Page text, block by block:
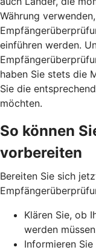
Währung
einführen werden.
haben Sie stets die
Sie die
möchten.
So können
vorbereiten
Bereiten Sie sich
Klären Sie, ob
werden
Informieren